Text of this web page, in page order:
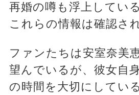
再婚の噂も浮上してい
これらの情報は確認さ
ファンたちは安室奈美
望んでいるが、彼女自
の時間を大切にしてい